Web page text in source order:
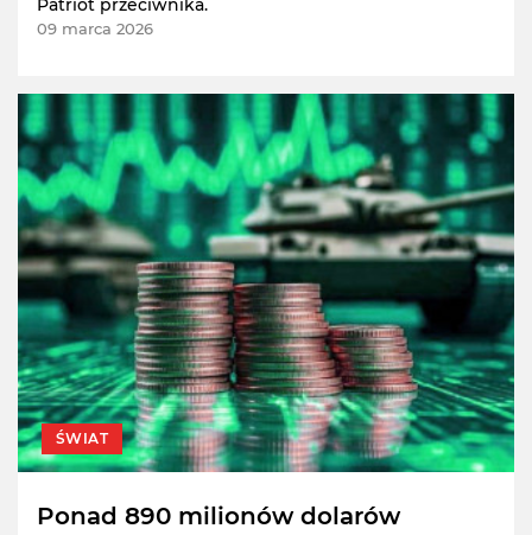
Patriot przeciwnika.
09 marca 2026
ŚWIAT
Ponad 890 milionów dolarów